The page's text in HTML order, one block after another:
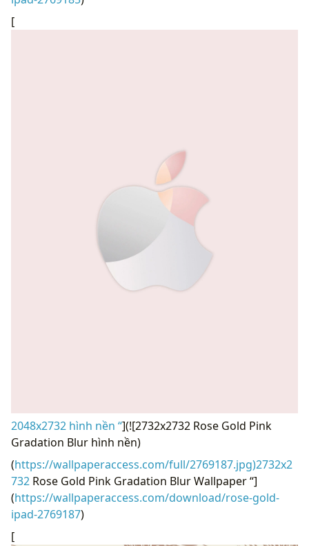
[
2048x2732 hình nền “](![2732x2732 Rose Gold Pink
Gradation Blur hình nền)
(https://wallpaperaccess.com/full/2769187.jpg)2732x2
732 Rose Gold Pink Gradation Blur Wallpaper “]
(https://wallpaperaccess.com/download/rose-gold-
ipad-2769187)
[